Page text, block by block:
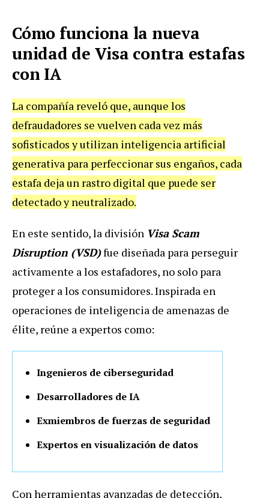
Cómo funciona la nueva
unidad de Visa contra estafas
con IA
La compañía reveló que, aunque los
defraudadores se vuelven cada vez más
sofisticados y utilizan inteligencia artificial
generativa para perfeccionar sus engaños, cada
estafa deja un rastro digital que puede ser
detectado y neutralizado.
En este sentido, la división Visa Scam
Disruption (VSD)fue diseñada para perseguir
activamente a los estafadores, no solo para
proteger a los consumidores.Inspirada en
operaciones de inteligencia de amenazas de
élite, reúne a expertos como:
Ingenieros de ciberseguridad
Desarrolladores de IA
Exmiembros de fuerzas de seguridad
Expertos en visualización de datos
Con herramientas avanzadas de detección,